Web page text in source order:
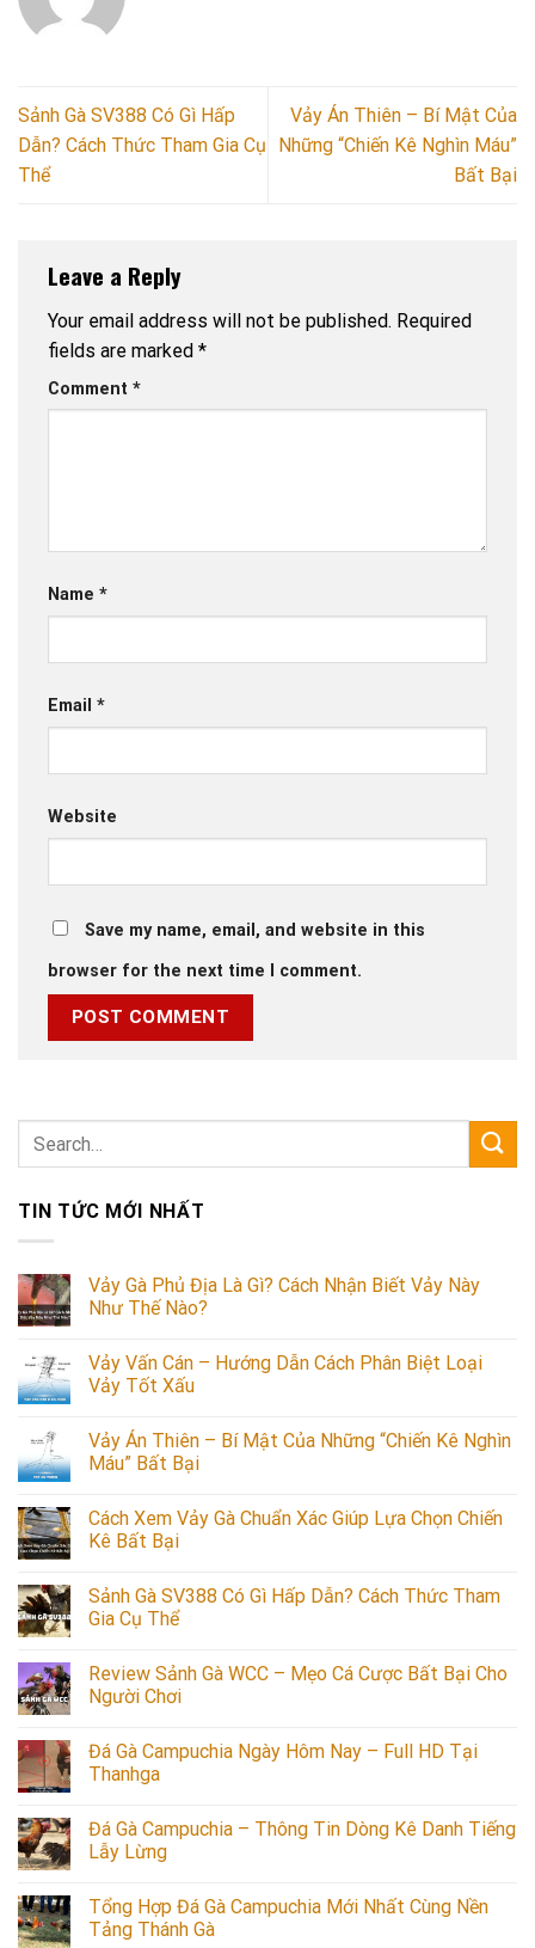
Sảnh Gà SV388 Có Gì Hấp
Dẫn? Cách Thức Tham Gia Cụ
Thể
Vảy Án Thiên – Bí Mật Của
Những “Chiến Kê Nghìn Máu”
Bất Bại
Leave a Reply
Your email address will not be published. Required
fields are marked *
Comment *
Name *
Email *
Website
Save my name, email, and website in this
browser for the next time I comment.
TIN TỨC MỚI NHẤT
Vảy Gà Phủ Địa Là Gì? Cách Nhận Biết Vảy Này
Như Thế Nào?
Vảy Vấn Cán – Hướng Dẫn Cách Phân Biệt Loại
Vảy Tốt Xấu
Vảy Án Thiên – Bí Mật Của Những “Chiến Kê Nghìn
Máu” Bất Bại
Cách Xem Vảy Gà Chuẩn Xác Giúp Lựa Chọn Chiến
Kê Bất Bại
Sảnh Gà SV388 Có Gì Hấp Dẫn? Cách Thức Tham
Gia Cụ Thể
Review Sảnh Gà WCC – Mẹo Cá Cược Bất Bại Cho
Người Chơi
Đá Gà Campuchia Ngày Hôm Nay – Full HD Tại
Thanhga
Đá Gà Campuchia – Thông Tin Dòng Kê Danh Tiếng
Lẫy Lừng
Tổng Hợp Đá Gà Campuchia Mới Nhất Cùng Nền
Tảng Thánh Gà